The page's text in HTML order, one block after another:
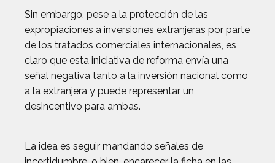
Sin embargo, pese a la protección de las
expropiaciones a inversiones extranjeras por parte
de los tratados comerciales internacionales, es
claro que esta iniciativa de reforma envía una
señal negativa tanto a la inversión nacional como
a la extranjera y puede representar un
desincentivo para ambas.
La idea es seguir mandando señales de